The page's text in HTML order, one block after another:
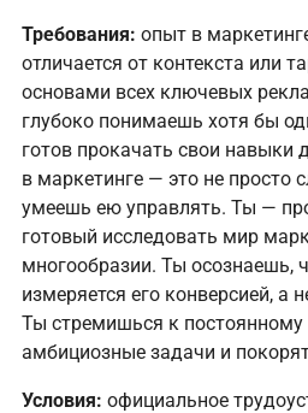
Требования: опыт в
отличается от контекста или
основами всех ключевых
глубоко понимаешь хотя бы
готов прокачать свои навыки
в маркетинге — это не просто
умеешь ею управлять. Ты —
готовый исследовать мир
многообразии. Ты осознаешь,
измеряется его конверсией, а
Ты стремишься к постоянному
амбициозные задачи и
Условия: официальное